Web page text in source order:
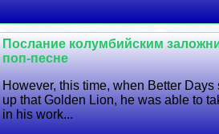
Послание колумбийским
поп-песне
However, this time, when Better Days
up that Golden Lion, he was able to
in his work...